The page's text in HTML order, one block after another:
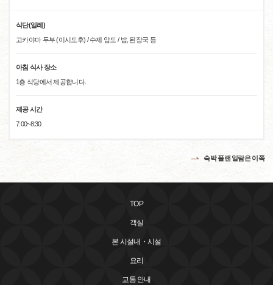
식단(일례)
고카야마 두부 (이시도후) / 수제 암도 / 밥, 된장국 등
아침 식사 장소
1층 식당에서 제공합니다.
제공 시간
7:00~8:30
숙박 플랜 일람은 이쪽
TOP
객실
본 시설내・시설
요리
교통 안내